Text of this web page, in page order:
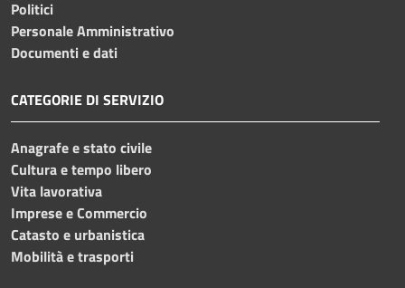
Politici
Personale Amministrativo
Documenti e dati
CATEGORIE DI SERVIZIO
Anagrafe e stato civile
Cultura e tempo libero
Vita lavorativa
Imprese e Commercio
Catasto e urbanistica
Mobilità e trasporti